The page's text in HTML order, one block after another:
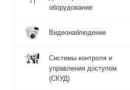
оборудование
Видеонаблюдение
Системы контроля и
управления доступом
(СКУД)